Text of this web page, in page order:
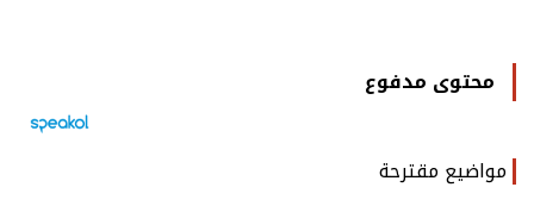
محتوى مدفوع
مواضيع مقترحة